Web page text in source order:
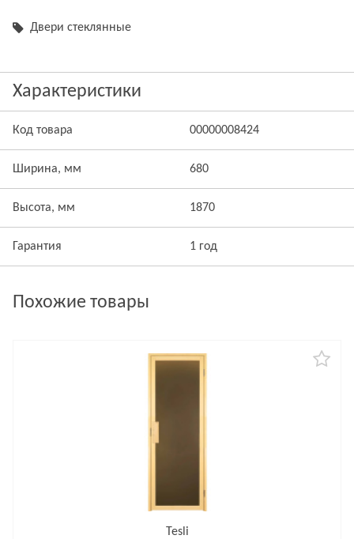
Двери стеклянные
Характеристики
Код товара 00000008424
Ширина, мм 680
Высота, мм 1870
Гарантия 1 год
Похожие товары
Tesli